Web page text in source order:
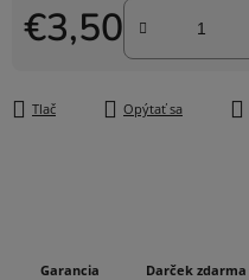
€3,50
Jednotková cena:
Tlač Opýtať sa
Garancia
Darček zdarma